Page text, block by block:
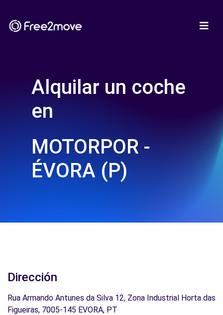
Alquilar un coche
en
MOTORPOR -
ÉVORA (P)
Dirección
Rua Armando Antunes da Silva 12, Zona Industrial Horta das
Figueiras, 7005-145 EVORA, PT